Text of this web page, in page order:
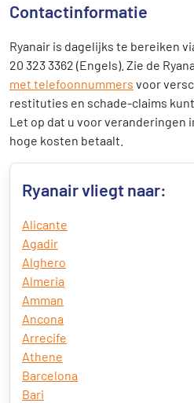
Contactinformatie
Ryanair is dagelijks te bereiken
20 323 3362 (Engels). Zie de
met telefoonnummers voor
restituties en schade-claims
Let op dat u voor veranderingen
hoge kosten betaalt.
Ryanair vliegt naar:
Alicante
Agadir
Alghero
Almeria
Amman
Ancona
Arrecife
Athene
Barcelona
Bari